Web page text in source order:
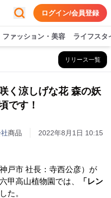
ログイン/会員登録
ファッション・美容 ライフスタ
リリース一覧
く涼しげな花 森の妖
です！
商品 2022年8月1日 10:15
戸市 社長：寺西公彦）が
甲高山植物園では、
「レン
た。